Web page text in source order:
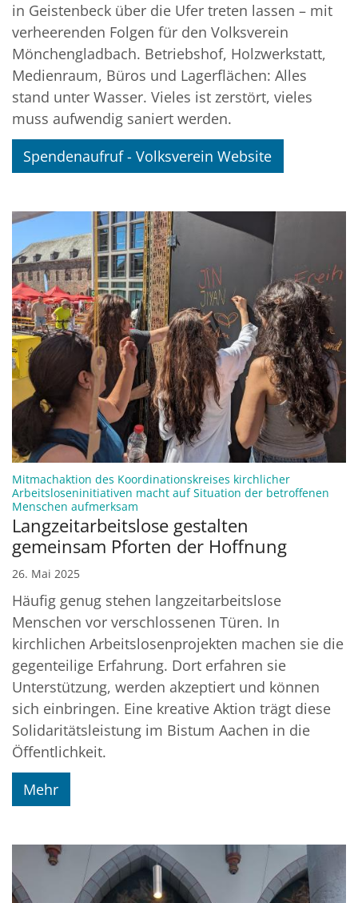
in Geistenbeck über die Ufer treten lassen – mit
verheerenden Folgen für den Volksverein
Mönchengladbach. Betriebshof, Holzwerkstatt,
Medienraum, Büros und Lagerflächen: Alles
stand unter Wasser. Vieles ist zerstört, vieles
muss aufwendig saniert werden.
Spendenaufruf - Volksverein Website
Mitmachaktion des Koordinationskreises kirchlicher
Arbeitsloseninitiativen macht auf Situation der betroffenen
Menschen aufmerksam
Langzeitarbeitslose gestalten
gemeinsam Pforten der Hoffnung
26. Mai 2025
Häufig genug stehen langzeitarbeitslose
Menschen vor verschlossenen Türen. In
kirchlichen Arbeitslosenprojekten machen sie die
gegenteilige Erfahrung. Dort erfahren sie
Unterstützung, werden akzeptiert und können
sich einbringen. Eine kreative Aktion trägt diese
Solidaritätsleistung im Bistum Aachen in die
Öffentlichkeit.
Mehr